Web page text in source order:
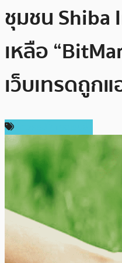
ชุมชน Shiba
เหลือ
เว็บเทรดถูก